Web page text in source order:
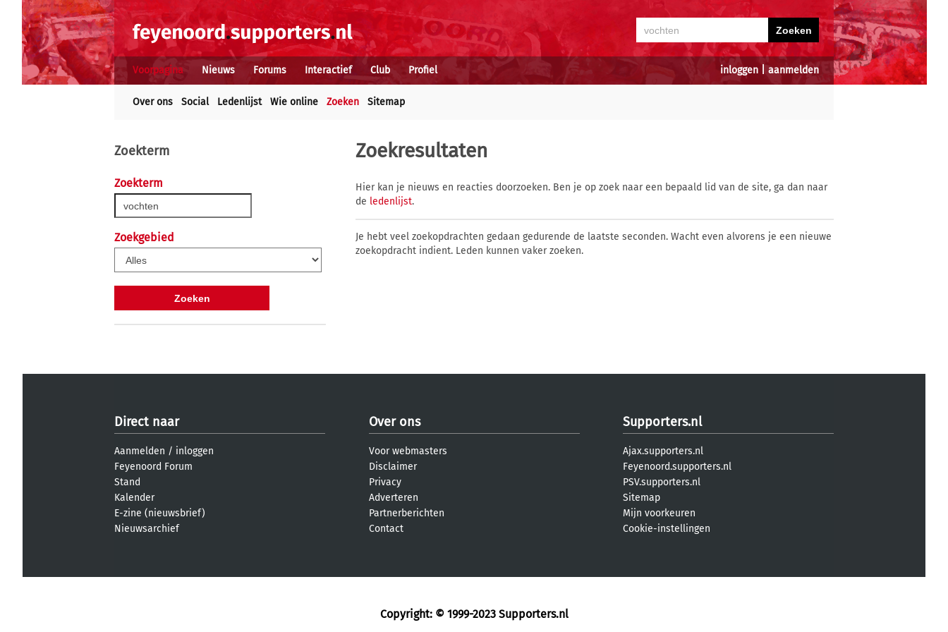
inloggen aanmelden
Voorpagina Nieuws Forums Interactief Club Profiel
Over ons Social Ledenlijst Wie online Zoeken Sitemap
Zoekterm
Zoekterm
Zoekgebied
Zoekresultaten
Hier kan je nieuws en reacties doorzoeken. Ben je op zoek naar een bepaald lid van de site, ga dan naar
de ledenlijst.
Je hebt veel zoekopdrachten gedaan gedurende de laatste seconden. Wacht even alvorens je een nieuwe
zoekopdracht indient. Leden kunnen vaker zoeken.
Direct naar
Aanmelden / inloggen
Feyenoord Forum
Stand
Kalender
E-zine (nieuwsbrief)
Nieuwsarchief
Over ons
Voor webmasters
Disclaimer
Privacy
Adverteren
Partnerberichten
Contact
Supporters.nl
Ajax.supporters.nl
Feyenoord.supporters.nl
PSV.supporters.nl
Sitemap
Mijn voorkeuren
Cookie-instellingen
Copyright: © 1999-2023 Supporters.nl